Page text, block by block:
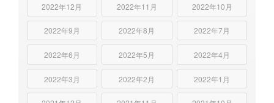
2022年12月 2022年11月 2022年10月
2022年9月 2022年8月 2022年7月
2022年6月 2022年5月 2022年4月
2022年3月 2022年2月 2022年1月